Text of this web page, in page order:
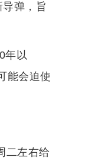
弹，旨
年以
能会迫使
二左右给